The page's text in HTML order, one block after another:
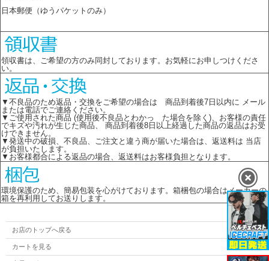
日本郵便（ゆうパケットのみ）
領収書は、ご希望の方のみ同封しております。お気軽にお申しつけくださ
い。
▼不良品のため返品・交換をご希望の場合は 商品到着後7日以内に メール
または電話でご連絡ください。
▼ご使用された商品 (使用後不良品とわかっ た場合を除く)、お客様の責任
でキズや汚れが生じた商品、 商品到着後8日以上経過した商品の返品はお受
けできません。
▼発送中の破損、不良品、ご注文と違う商が届いた場合は、返送料は 当店
が負担いたします。
▼お客様都合による返品の場合、返送料はお客様負担となります。
環境保護のため、簡易包装を心がけております。箱梱包の場合はメーカーの
箱を再利用してお送りします。
お店のトップへ戻る
カートを見る